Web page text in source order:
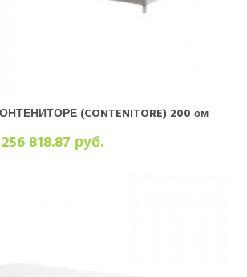
(CONTENITORE) 200 см
256 818.87 руб.